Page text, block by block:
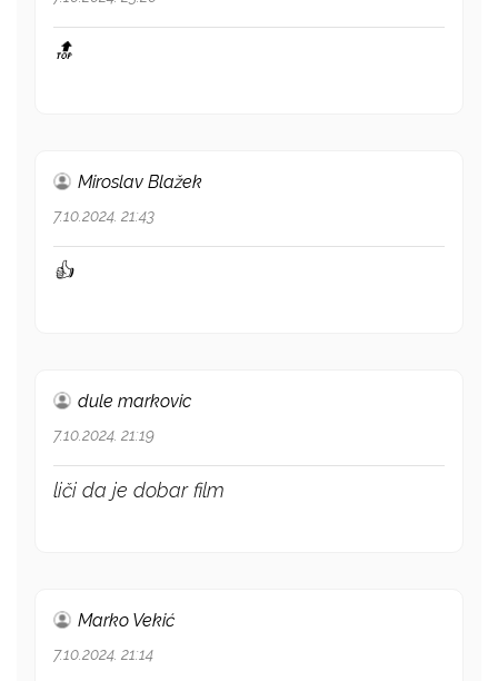
🔝
Miroslav Blažek
7.10.2024. 21:43
👍
dule markovic
7.10.2024. 21:19
liči da je dobar film
Marko Vekić
7.10.2024. 21:14